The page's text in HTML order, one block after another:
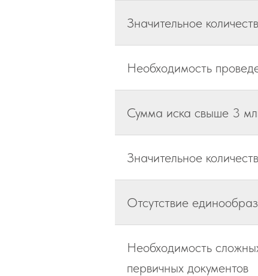
Значительное
Необходимость
Сумма иска свыше 3
Значительное
Отсутствие
Необходимость
первичных документов